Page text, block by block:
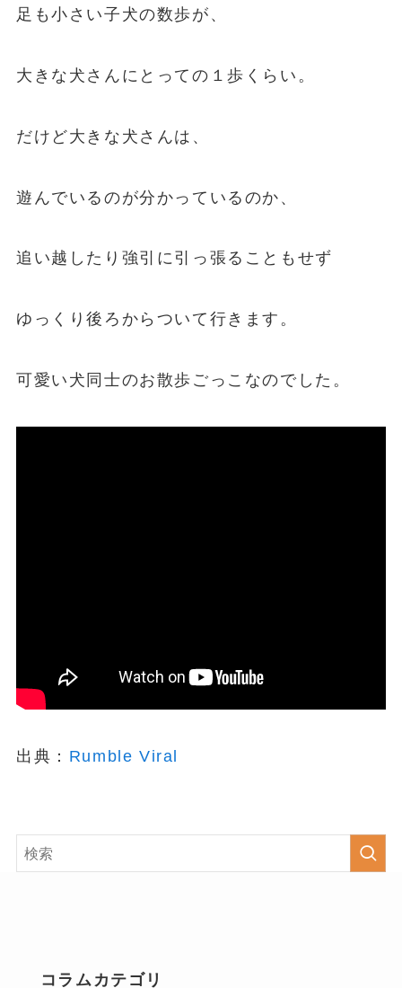
足も小さい子犬の数歩が、
大きな犬さんにとっての１歩くらい。
だけど大きな犬さんは、
遊んでいるのが分かっているのか、
追い越したり強引に引っ張ることもせず
ゆっくり後ろからついて行きます。
可愛い犬同士のお散歩ごっこなのでした。
出典： Rumble Viral
コラムカテゴリ